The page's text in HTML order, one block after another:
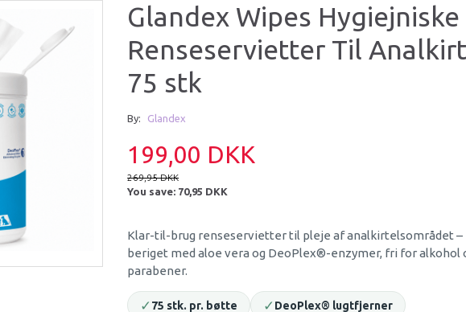
Glandex Wipes Hygiejniske
Renseservietter Til
75 stk
By: Glandex
199,00 DKK
269,95 DKK
You save: 70,95 DKK
Klar-til-brug renseservietter til pleje af analkirtelsområdet –
beriget med aloe vera og DeoPlex®-enzymer, fri for alkohol
parabener.
✓75 stk. pr. bøtte ✓DeoPlex® lugtfjerner
ESSENTIAL TURKEY DELIGHTS
200G
59,95 DKK
ESSENTIAL
DUCK SAUSAGES 8
65,95 DKK